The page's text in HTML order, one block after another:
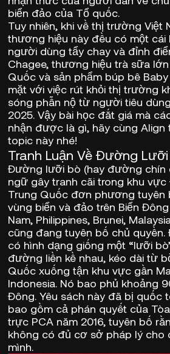
biển đảo của Tổ quốc.
Tuy nhiên, khi về thị trường Việt
thương hiệu này đều có một cái
người dùng tẩy chay và đỉnh
Chagee, thương hiệu trà sữa
Quốc và sản phẩm búp bê
mặt với việc rút khỏi thị trường
sóng phẫn nộ từ người tiêu
2025. Vậy bài học đắt giá mà
nhận được là gì, hãy cùng Align
topic này nhé!
Tranh Luận Về Đường
Đường lưỡi bò (hay đường chín
ngữ gây tranh cãi trong khu
Trung Quốc đơn phương tuyên
vùng biển và đảo trên Biển
Nam, Philippines, Brunei,
cũng đang tuyên bố chủ
có hình dạng giống một “lưỡi
đường liền kề nhau, kéo dài từ
Quốc xuống tận khu vực gần
Indonesia. Nó bao phủ khoảng
Đông. Yêu sách này đã bị quốc
bao gồm cả phán quyết của
trực PCA năm 2016, tuyên bố
không có đủ cơ sở pháp lý cho
mình.